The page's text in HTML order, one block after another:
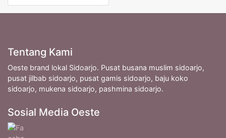
Tentang Kami
Oeste brand lokal Sidoarjo. Pusat busana muslim sidoarjo,
pusat jilbab sidoarjo, pusat gamis sidoarjo, baju koko
sidoarjo, mukena sidoarjo, pashmina sidoarjo.
Sosial Media Oeste